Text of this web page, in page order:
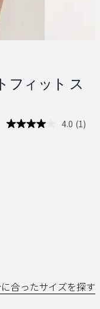
フィット ス
4.0 レ
(1)
合ったサイズを探す